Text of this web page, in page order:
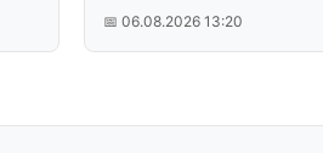
сабреддитов
📅 06.08.2026 13:20